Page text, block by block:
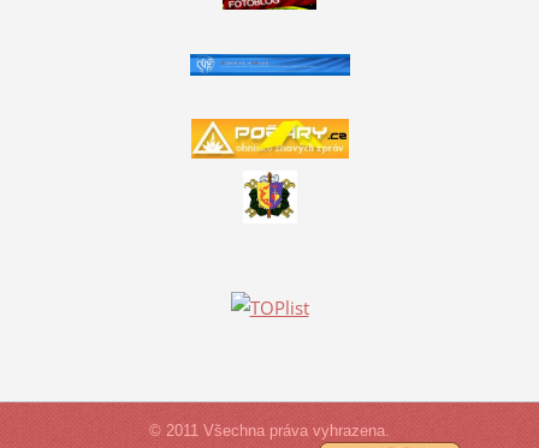
© 2011 Všechna práva vyhrazena.